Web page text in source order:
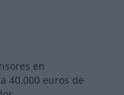
en
40.000 euros de